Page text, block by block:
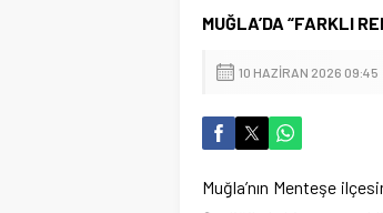
MUĞLA’DA “FARKLI
10 HAZIRAN 2026 09:45
Muğla’nın Menteşe